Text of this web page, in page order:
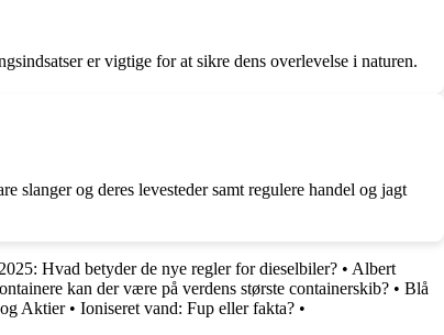
er vigtige for at sikre dens overlevelse i naturen.
slanger og deres levesteder samt regulere handel og jagt
Hvad betyder de nye regler for dieselbiler? • Albert
kan der være på verdens største containerskib? • Blå
Aktier• Ioniseret vand: Fup eller fakta? •